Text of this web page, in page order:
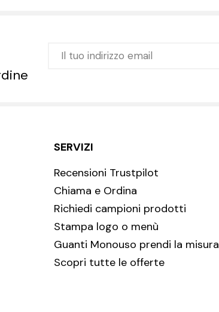
SERVIZI
Recensioni Trustpilot
Chiama e Ordina
Richiedi campioni prodotti
Stampa logo o menù
Guanti Monouso prendi la misura
Scopri tutte le offerte